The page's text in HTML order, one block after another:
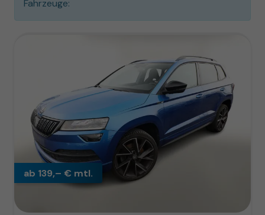
Fahrzeuge:
ab 139,– € mtl.